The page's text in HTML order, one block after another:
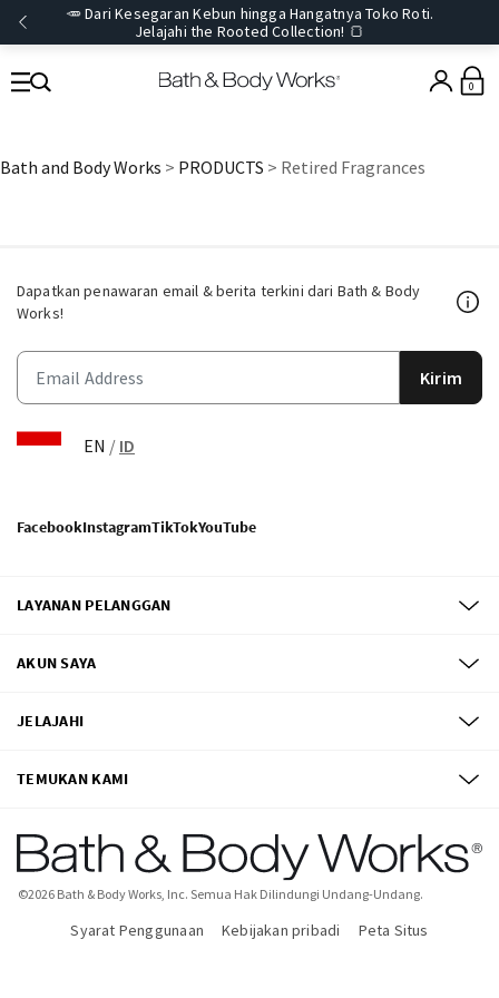
🥕 Dari Kesegaran Kebun hingga Hangatnya Toko Roti.
Jelajahi the Rooted Collection! 🍞
0
Bath and Body Works > PRODUCTS > Retired Fragrances
Dapatkan penawaran email & berita terkini dari Bath & Body
Works!
Kirim
EN / ID
FacebookInstagramTikTokYouTube
LAYANAN PELANGGAN
AKUN SAYA
JELAJAHI
TEMUKAN KAMI
©2026 Bath & Body Works, Inc. Semua Hak Dilindungi Undang-Undang.
Syarat Penggunaan Kebijakan pribadi Peta Situs